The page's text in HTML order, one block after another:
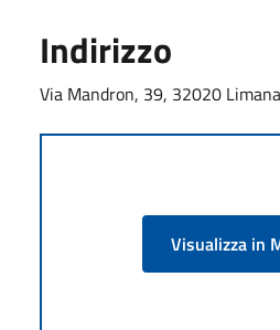
Indirizzo
Via Mandron, 39, 32020
Visualizza in